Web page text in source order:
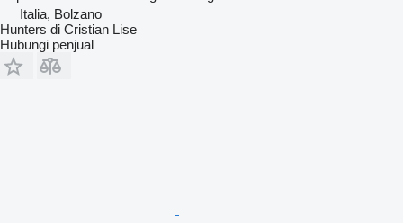
Italia, Bolzano
Hunters di Cristian Lise
Hubungi penjual